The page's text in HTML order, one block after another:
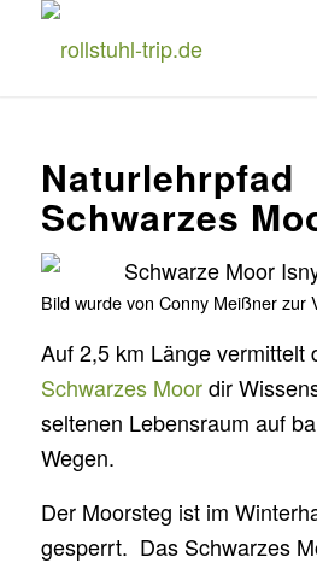
Naturlehrpfad
Schwarzes
Bild wurde von Conny Meißner zur
Auf 2,5 km Länge vermittelt
Schwarzes Moordir
seltenen Lebensraum auf
Wegen.
Der Moorsteg ist im
gesperrt. Das Schwarzes